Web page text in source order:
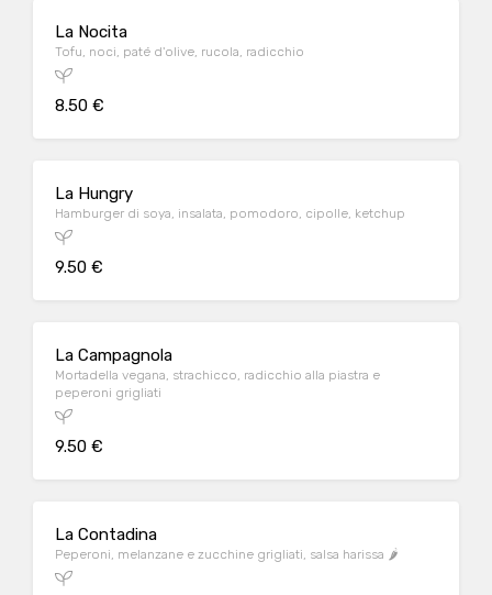
La Nocita
Tofu, noci, paté d'olive, rucola, radicchio
8.50 €
La Hungry
Hamburger di soya, insalata, pomodoro, cipolle, ketchup
9.50 €
La Campagnola
Mortadella vegana, strachicco, radicchio alla piastra e
peperoni grigliati
9.50 €
La Contadina
Peperoni, melanzane e zucchine grigliati, salsa harissa 🌶️